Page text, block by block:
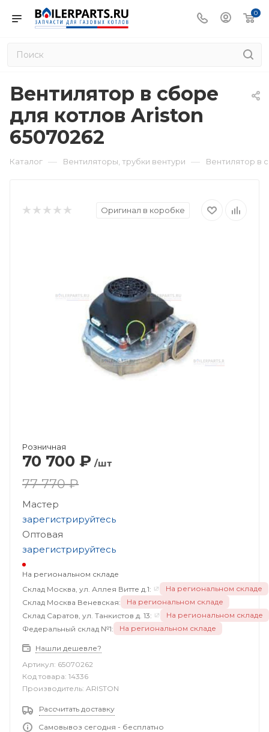
0
Вентилятор в сборе
для котлов Ariston
65070262
Каталог — Вентиляторы, трубки вентури — Вентилятор в
Оригинал в коробке
Розничная
70 700 ₽ /шт
77 770 ₽
Мастер
зарегистрируйтесь
Оптовая
зарегистрируйтесь
На региональном складе
Склад Москва, ул. Аллея Витте д.1:
На региональном складе
Склад Москва Веневская:
На региональном складе
Склад Саратов, ул. Танкистов д. 13:
На региональном складе
Федеральный склад №1:
На региональном складе
Нашли дешевле?
Артикул: 65070262
Код товара: 14336
Производитель: ARISTON
Рассчитать доставку
Самовывоз сегодня - бесплатно